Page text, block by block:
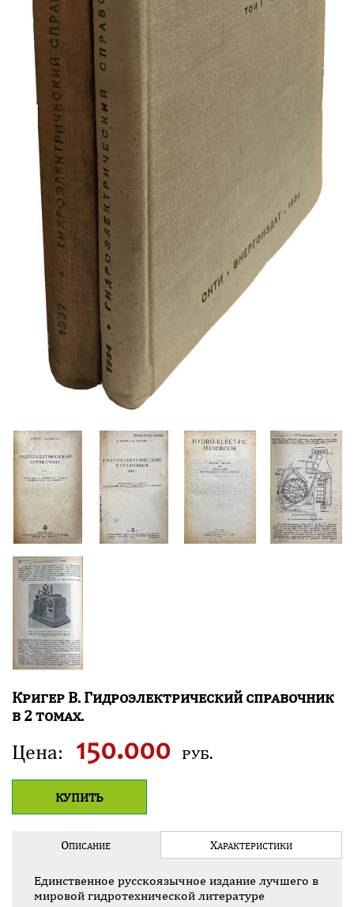
Кригер В. Гидроэлектрический справочник
в 2 томах.
Цена: 150.000 руб.
КУПИТЬ
ОПИСАНИЕ ХАРАКТЕ­РИСТИКИ
Единственное русскоязычное издание лучшего в
мировой гидротехнической литературе